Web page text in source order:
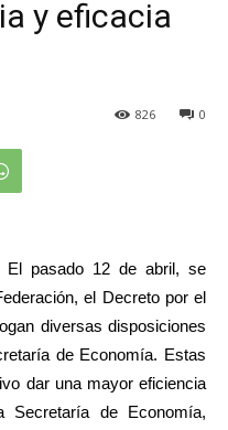
y eficacia
0
826
El pasado 12 de abril, se
el Decreto por el
diversas disposiciones
de Economía. Estas
dar una mayor eficiencia
de Economía,